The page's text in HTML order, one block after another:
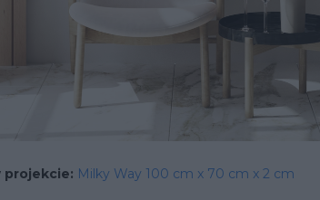
projekcie: Milky Way 100 cm x 70 cm x 2 cm